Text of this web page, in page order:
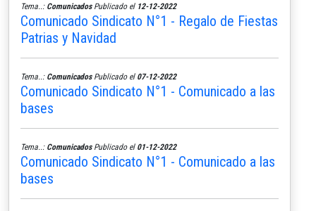
Tema..: ComunicadosPublicado el 12-12-2022
Comunicado Sindicato N°1 - Regalo de Fiestas
Patrias y Navidad
Tema..: ComunicadosPublicado el 07-12-2022
Comunicado Sindicato N°1 - Comunicado a las
bases
Tema..: ComunicadosPublicado el 01-12-2022
Comunicado Sindicato N°1 - Comunicado a las
bases